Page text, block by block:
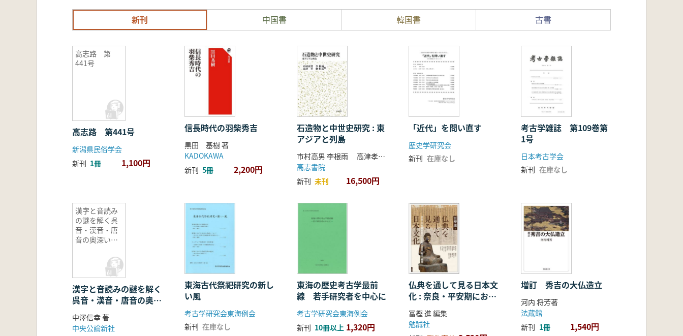
新刊 中国書 韓国書 古書
高志路 第
441号
高志路 第441号
新潟県民俗学会
新刊 1冊 1,100円
信長時代の羽柴秀吉
黒田 基樹 著
KADOKAWA
新刊 5冊 2,200円
石造物と中世史研究 : 東
アジアと列島
市村高男 李根雨 高津孝 劉恒武 編
高志書院
新刊 未刊 16,500円
「近代」を問い直す
歴史学研究会
新刊 在庫なし
考古学雑誌 第109巻第
1号
日本考古学会
新刊 在庫なし
漢字と音読み
の謎を解く呉
音・漢音・唐
音の奥深い世
漢字と音読みの謎を解く
呉音・漢音・唐音の奥深
い世界
中澤信幸 著
中央公論新社
東海古代祭祀研究の新し
い風
考古学研究会東海例会
新刊 在庫なし
東海の歴史考古学最前
線 若手研究者を中心に
考古学研究会東海例会
新刊 10冊以上 1,320円
仏典を通して見る日本文
化 : 奈良・平安期におけ
る仏教の受容・融合・展
開
冨樫 進 編集
勉誠社
増訂 秀吉の大仏造立
河内 将芳著
法蔵館
新刊 1冊 1,540円